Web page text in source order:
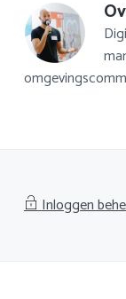
Inloggen